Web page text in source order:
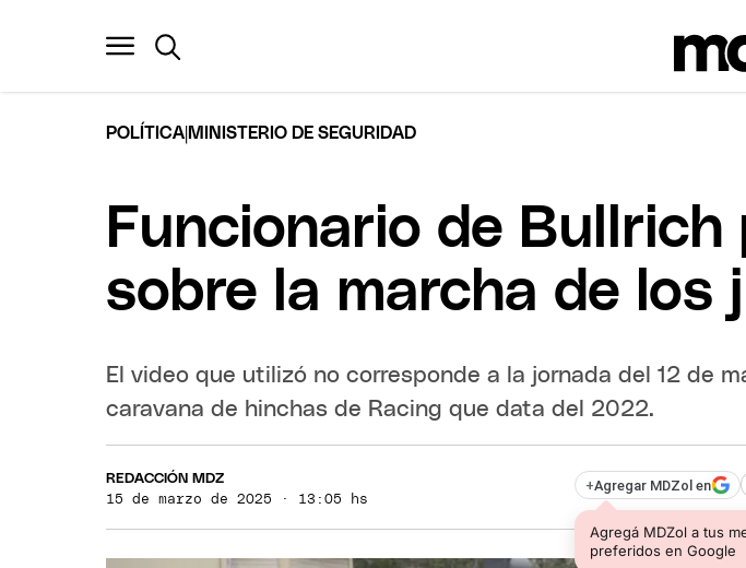
POLÍTICA MINISTERIO DE SEGURIDAD
Funcionario de
sobre la marcha de los
El video que utilizó no corresponde a la jornada del 12 de
caravana de hinchas de Racing que data del 2022.
REDACCIÓN MDZ
15 de marzo de 2025 · 13:05 hs
+Agregar MDZol en
Agregá MDZol a tus
preferidos en Google